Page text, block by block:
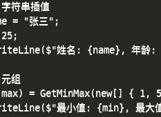
符串插值
= "张三";
姓名: {name}, 年龄:
组
= GetMinMax(new[] { 1,
最小值: {min}, 最大